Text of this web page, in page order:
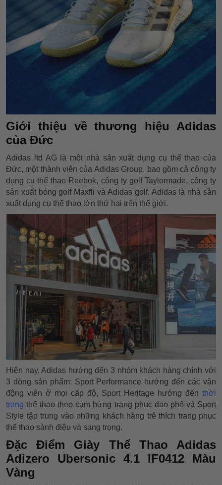
Giới thiệu về thương hiệu Adidas
của Đức
Adidas ltd AG là một nhà sản xuất dụng cụ thể thao của
Đức, một thành viên của Adidas Group, bao gồm cả công ty
dụng cụ thể thao Reebok, công ty golf Taylormade, công ty
sản xuất bóng golf Maxfli và Adidas golf. Adidas là nhà sản
xuất dụng cụ thể thao lớn thứ hai trên thế giới.
Hiện nay, Adidas hướng đến 3 nhóm khách hàng chính với
3 dòng sản phẩm: Sport Performance hướng đến các vận
động viên ở mọi cấp độ, Sport Heritage hướng đến thời
trang thể thao theo cảm hứng trang phục dạo phố và Sport
Style tập trung vào những khách hàng trẻ thích trang phục
thể thao sành điệu và sang trọng.
Đặc Điểm Giày Thể Thao Adidas
Adizero Ubersonic 4.1 IF0412 Màu
Vàng